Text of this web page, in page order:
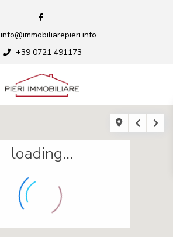
info@immobiliarepieri.info
+39 0721 491173
loading...